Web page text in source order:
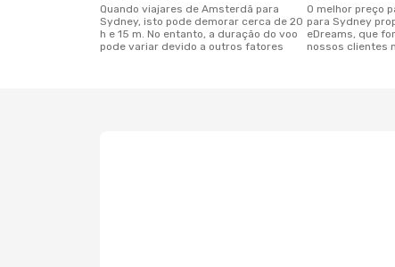
Quando viajares de Amsterdã para
Sydney, isto pode demorar cerca de 20
h e 15 m. No entanto, a duração do voo
pode variar devido a outros fatores
O melhor preço para voos de Amsterdã
para Sydney
eDreams, que
nossos clientes